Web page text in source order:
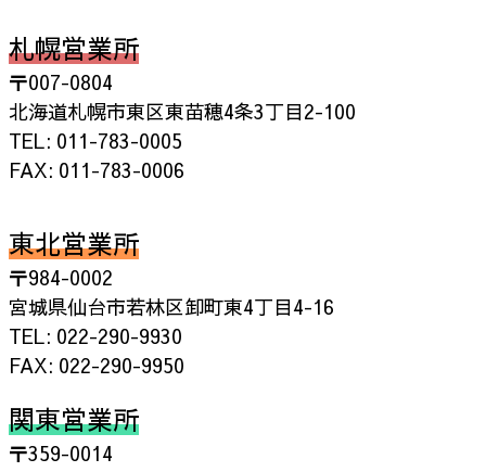
札幌営業所
〒007-0804
北海道札幌市東区東苗穂4条3丁目2-100
TEL: 011-783-0005
FAX: 011-783-0006
東北営業所
〒984-0002
宮城県仙台市若林区卸町東4丁目4-16
TEL: 022-290-9930
FAX: 022-290-9950
関東営業所
〒359-0014